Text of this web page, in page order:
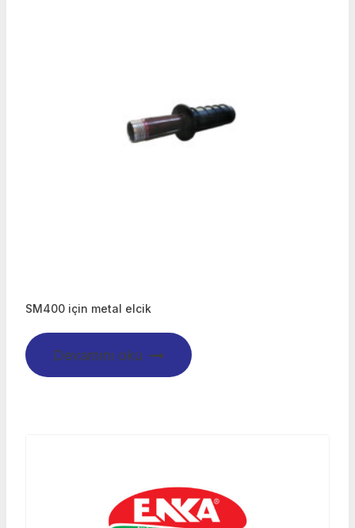
SM400 için metal elcik
Devamını oku